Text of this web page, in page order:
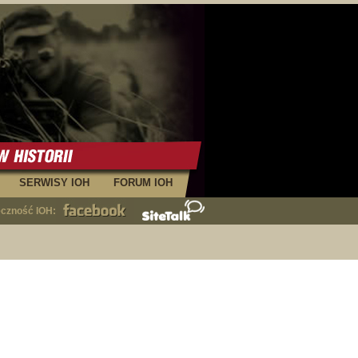
FORUM IOH
SERWISY IOH
IOH: